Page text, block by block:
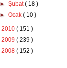
►Şubat( 18 )
►Ocak( 10 )
2010 ( 151 )
2009 ( 239 )
2008 ( 152 )